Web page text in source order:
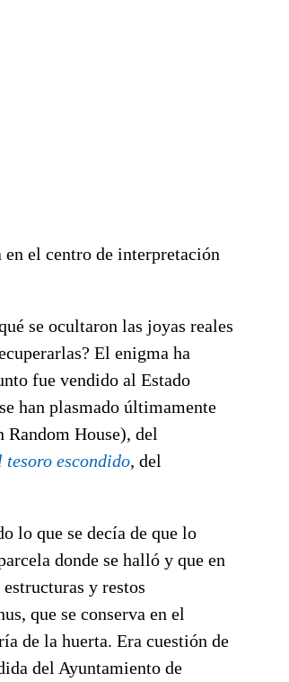
en el centro de interpretación
se ocultaron las joyas reales
El enigma ha
fue vendido al Estado
han plasmado últimamente
Random House), del
tesoro escondido, del
lo que se decía de que lo
donde se halló y que en
y restos
que se conserva en el
de la huerta. Era cuestión de
del Ayuntamiento de